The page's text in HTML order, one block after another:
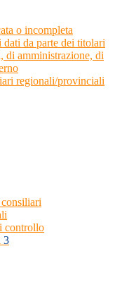
o incompleta
dati da parte dei titolari
di amministrazione, di
regionali/provinciali
controllo
3